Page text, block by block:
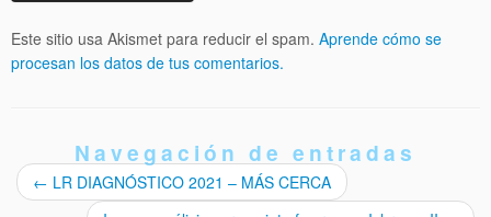
Este sitio usa Akismet para reducir el spam. Aprende cómo se
procesan los datos de tus comentarios.
Navegación de entradas
← LR DIAGNÓSTICO 2021 – MÁS CERCA